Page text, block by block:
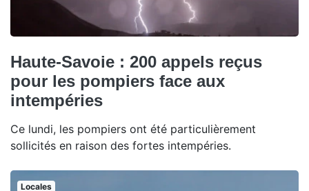
Haute-Savoie : 200 appels reçus
pour les pompiers face aux
intempéries
Ce lundi, les pompiers ont été particulièrement
sollicités en raison des fortes intempéries.
Locales